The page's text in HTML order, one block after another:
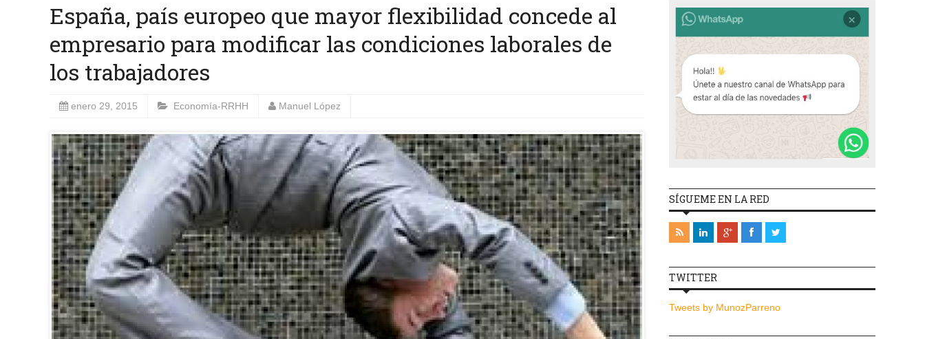
España, país europeo que mayor flexibilidad concede al
empresario para modificar las condiciones laborales de
los trabajadores
enero 29, 2015 Economía-RRHH Manuel López
SÍGUEME EN LA RED
TWITTER
Tweets by MunozParreno